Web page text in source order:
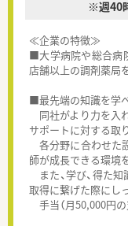
※週40
≪企業の特徴≫
■大学病院や総合病
店舗以上の調剤薬局
■最先端の知識を学
同社がより力を入
サポートに対する取
各分野に合わせた
師が成長できる環境
また、学び、得た知
取得に繋げた際にし
手当（月50,000円